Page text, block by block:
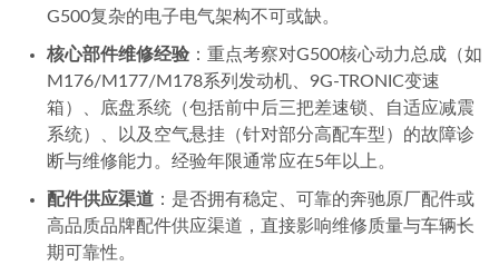
G500复杂的电子电气架构不可或缺。
核心部件维修经验 ：重点考察对G500核心动力总成（如
M176/M177/M178系列发动机、9G-TRONIC变速
箱）、底盘系统（包括前中后三把差速锁、自适应减震
系统）、以及空气悬挂（针对部分高配车型）的故障诊
断与维修能力。经验年限通常应在5年以上。
配件供应渠道 ：是否拥有稳定、可靠的奔驰原厂配件或
高品质品牌配件供应渠道，直接影响维修质量与车辆长
期可靠性。